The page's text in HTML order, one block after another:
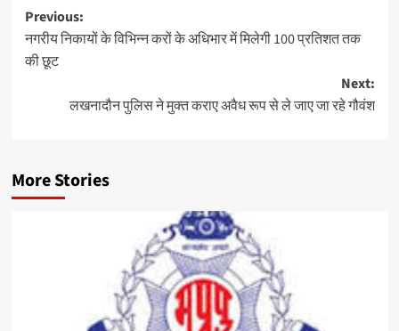
Post
navigation
Previous:
नगरीय निकायों के विभिन्न करों के अधिभार में मिलेगी 100 प्रतिशत तक
की छूट
Next:
लखनादौन पुलिस ने मुक्त कराए अवैध रूप से ले जाए जा रहे गौवंश
More Stories